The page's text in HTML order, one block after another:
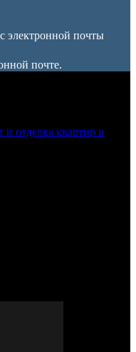
электронной почты
почте.
и отделка квартир и